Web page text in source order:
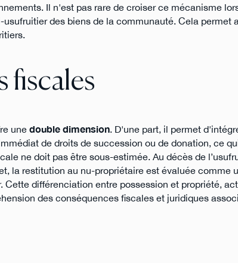
Il n'est pas rare de croiser ce mécanisme
des biens de la communauté. Cela permet
fiscales
une double dimension. D'une part, il permet
de droits de succession ou de donation, ce
ne doit pas être sous-estimée. Au décès de
la restitution au nu-propriétaire est évaluée comme
différenciation entre possession et propriété,
des conséquences fiscales et juridiques